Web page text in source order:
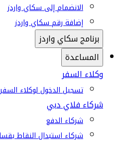
الانضمام إلى سكاي واردز
إضافة رقم سكاي واردز
برنامج سكاي واردز
المساعدة
وكلاء السفر
تسجيل الدخول لوكلاء السفر
شركاء فلاي دبي
شركاء الدفع
شركاء استبدال النقاط